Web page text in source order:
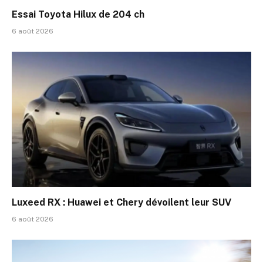
Essai Toyota Hilux de 204 ch
6 août 2026
Luxeed RX : Huawei et Chery dévoilent leur SUV
6 août 2026